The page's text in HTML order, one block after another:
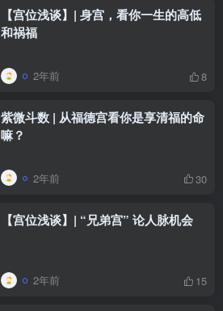
【宫位浅谈】| 身宫，看你一生的高低
和祸福
2年前 8
紫微斗数 | 从福德宫看你是享清福的命
嘛？
2年前 30
【宫位浅谈】| “兄弟宫” 论人脉机会
2年前 15